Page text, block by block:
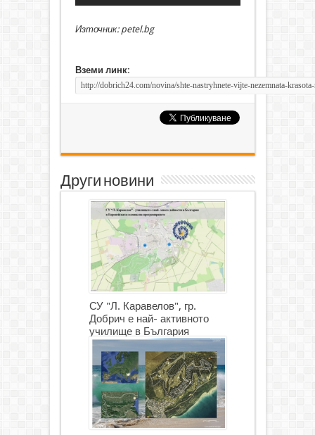
Източник: petel.bg
Вземи линк:
Други новини
СУ "Л. Каравелов", гр.
Добрич е най- активното
училище в България